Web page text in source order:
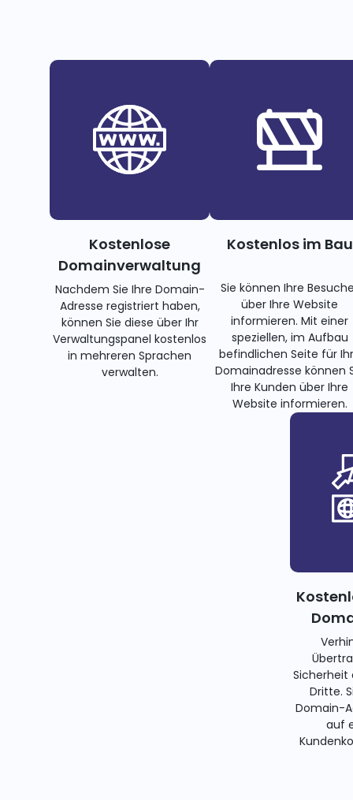
Kostenlose
Domainverwaltung
Nachdem Sie Ihre Domain-
Adresse registriert haben,
können Sie diese über Ihr
Verwaltungspanel kostenlos
in mehreren Sprachen
verwalten.
Kostenlos im Bau
Sie können Ihre
über Ihre Website
informieren. Mit einer
speziellen, im Aufbau
befindlichen Seite für
Domainadresse können
Ihre Kunden über Ihre
Website informieren.
Dritte.
Domain-
auf